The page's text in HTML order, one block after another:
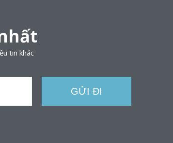
tin khác